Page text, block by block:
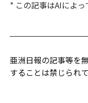
* この記事はAIによっ
亜洲日報の記事等を
することは禁じられて